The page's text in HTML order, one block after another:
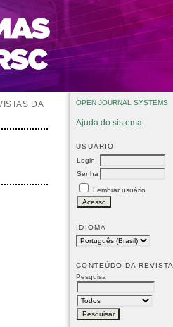
OPEN JOURNAL SYSTEMS
Ajuda do sistema
USUÁRIO
Login
Senha
Lembrar usuário
IDIOMA
CONTEÚDO DA REVISTA
Pesquisa
DA